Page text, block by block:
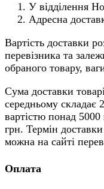
У відділення
Адресна
Вартість доставки
перевізника та
обраного товару,
Сума доставки
середньому складає
вартістю понад
грн. Термін
можна на сайті
Оплата